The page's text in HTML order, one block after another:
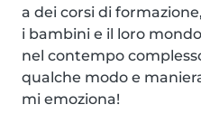
a dei corsi di
i bambini e il loro
nel contempo
qualche modo e
mi emoziona!